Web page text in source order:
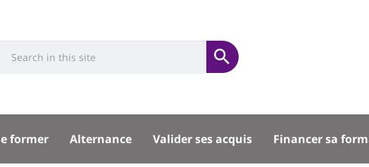
Université
Soumettre
Réseaux
former Alternance Valider ses acquis Financer sa